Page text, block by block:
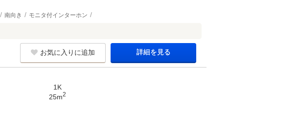
南向き モニタ付インターホン
お気に入りに追加 詳細を見る
1K
25m2